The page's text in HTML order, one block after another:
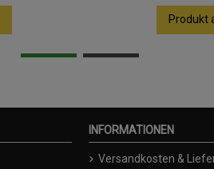
Produkt
INFORMATIONEN
Versandkosten &